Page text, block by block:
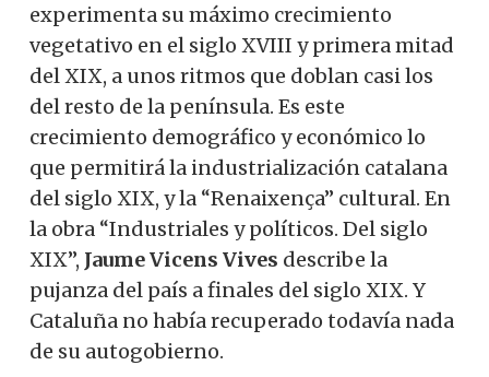
experimenta su máximo crecimiento
vegetativo en el siglo XVIII y primera mitad
del XIX, a unos ritmos que doblan casi los
del resto de la península. Es este
crecimiento demográfico y económico lo
que permitirá la industrialización catalana
del siglo XIX, y la “Renaixença” cultural. En
la obra “Industriales y políticos. Del siglo
XIX”, Jaume Vicens Vives describe la
pujanza del país a finales del siglo XIX. Y
Cataluña no había recuperado todavía nada
de su autogobierno.